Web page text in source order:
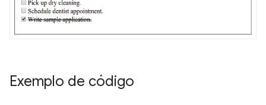
Exemplo de código